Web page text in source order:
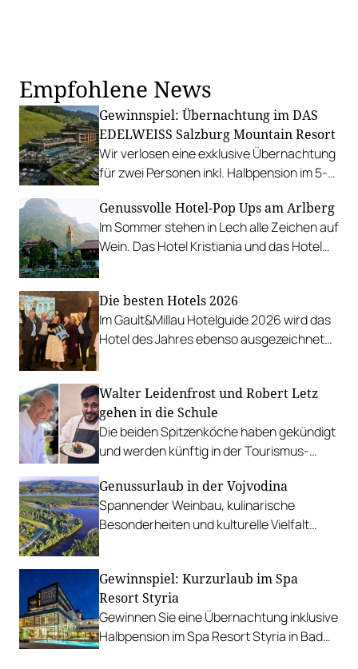
Empfohlene News
Gewinnspiel: Übernachtung im DAS
EDELWEISS Salzburg Mountain Resort
Wir verlosen eine exklusive Übernachtung
für zwei Personen inkl. Halbpension im 5-
Genussvolle Hotel-Pop Ups am Arlberg
Im Sommer stehen in Lech alle Zeichen auf
Wein. Das Hotel Kristiania und das Hotel
zusammengestellt.
Die besten Hotels 2026
Im Gault&Millau Hotelguide 2026 wird das
Hotel des Jahres ebenso ausgezeichnet
Walter Leidenfrost und Robert Letz
gehen in die Schule
Die beiden Spitzenköche haben gekündigt
und werden künftig in der Tourismus-
Genussurlaub in der Vojvodina
Spannender Weinbau, kulinarische
Besonderheiten und kulturelle Vielfalt
Gewinnspiel: Kurzurlaub im Spa
Resort Styria
Gewinnen Sie eine Übernachtung inklusive
Halbpension im Spa Resort Styria in Bad